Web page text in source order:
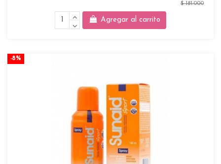
$ 181.000
Agregar al carrito
-8%